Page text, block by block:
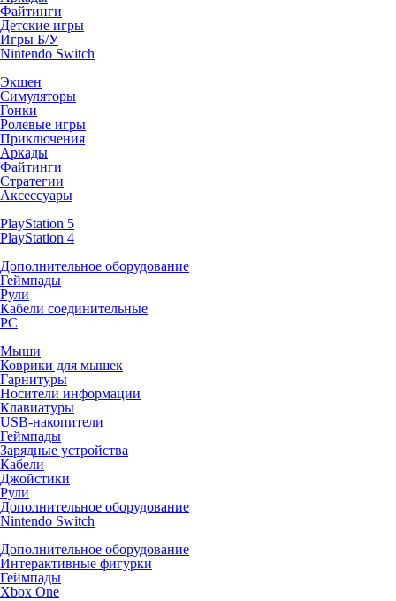
Файтинги
Детские игры
Игры Б/У
Nintendo Switch
Экшен
Симуляторы
Гонки
Ролевые игры
Приключения
Аркады
Файтинги
Стратегии
Аксессуары
PlayStation 5
PlayStation 4
Дополнительное оборудование
Геймпады
Рули
Кабели соединительные
PC
Мыши
Коврики для мышек
Гарнитуры
Носители информации
Клавиатуры
USB-накопители
Геймпады
Зарядные устройства
Кабели
Джойстики
Рули
Дополнительное оборудование
Nintendo Switch
Дополнительное оборудование
Интерактивные фигурки
Геймпады
Xbox One